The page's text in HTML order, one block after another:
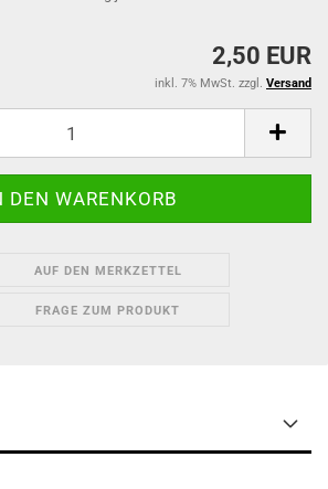
2,50 EUR
inkl. 7% MwSt. zzgl. Versand
AUF DEN MERKZETTEL
FRAGE ZUM PRODUKT